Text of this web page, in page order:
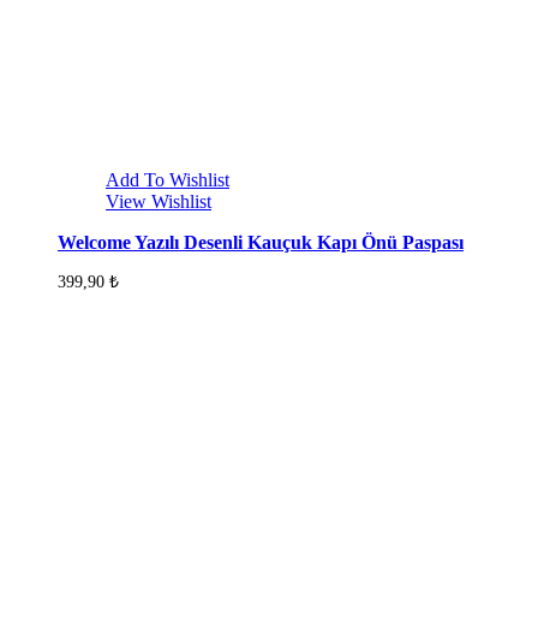
Add To Wishlist
View Wishlist
Welcome Yazılı Desenli Kauçuk Kapı Önü Paspası
399,90 ₺